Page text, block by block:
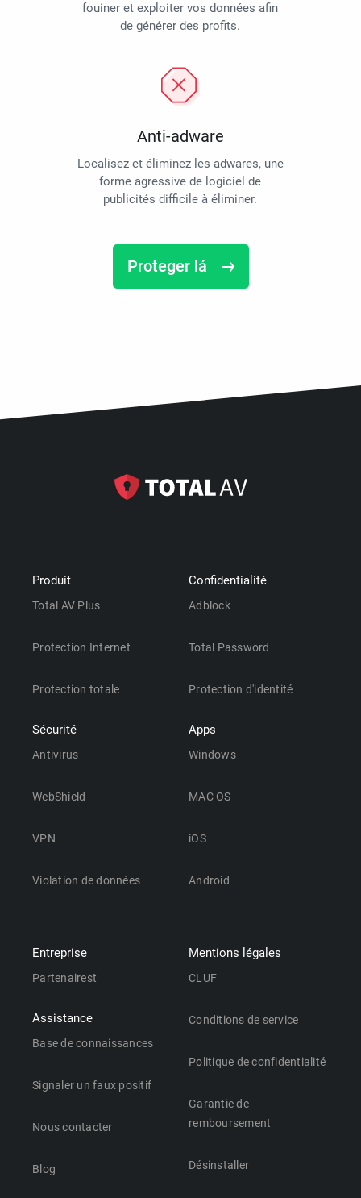
fouiner et exploiter vos données afin
de générer des profits.
Anti-adware
Localisez et éliminez les adwares, une
forme agressive de logiciel de
publicités difficile à éliminer.
Proteger lá
Produit
Total AV Plus
Protection Internet
Protection totale
Sécurité
Antivirus
WebShield
VPN
Violation de données
Confidentialité
Adblock
Total Password
Protection d'identité
Apps
Windows
MAC OS
iOS
Android
Entreprise
Partenairest
Assistance
Base de connaissances
Signaler un faux positif
Nous contacter
Blog
Mentions légales
CLUF
Conditions de service
Politique de confidentialité
Garantie de
remboursement
Désinstaller